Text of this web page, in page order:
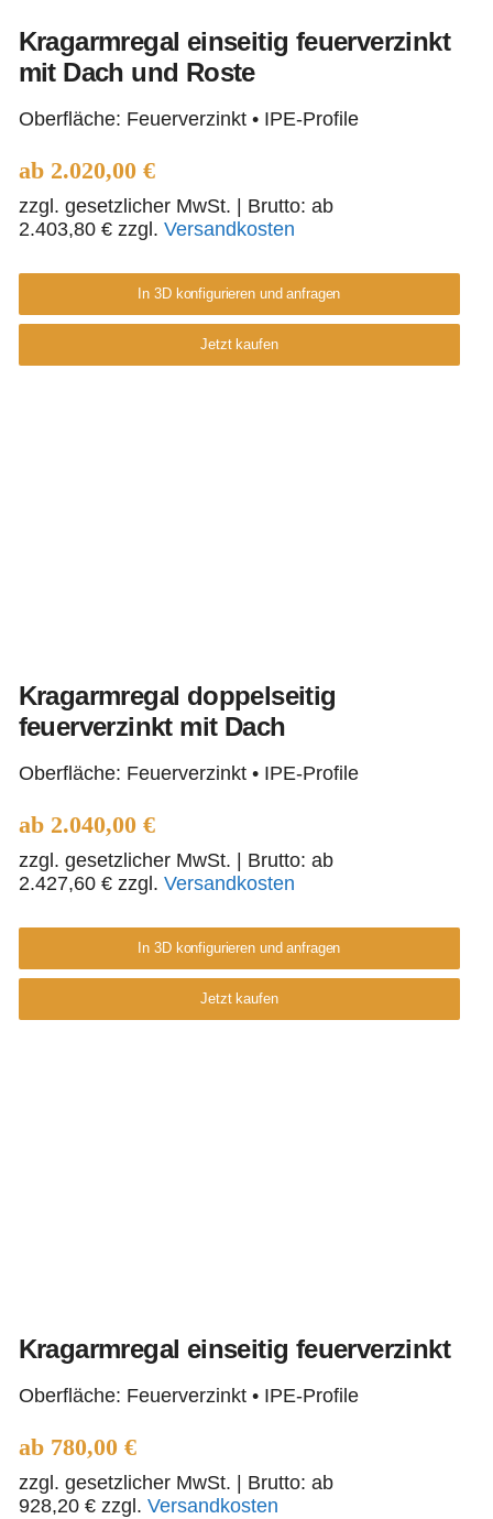
Kragarmregal einseitig
feuerverzinkt mit Dach
Kragarmregal einseitig feuerverzinkt
mit Dach und Roste
Oberfläche: Feuerverzinkt • IPE-Profile
ab 2.020,00 €
zzgl. gesetzlicher MwSt. | Brutto: ab
2.403,80 € zzgl. Versandkosten
In 3D konfigurieren und anfragen
Jetzt kaufen
Kragarmregal
doppelseitig
feuerverzinkt mit Dach
Kragarmregal doppelseitig
feuerverzinkt mit Dach
Oberfläche: Feuerverzinkt • IPE-Profile
ab 2.040,00 €
zzgl. gesetzlicher MwSt. | Brutto: ab
2.427,60 € zzgl. Versandkosten
In 3D konfigurieren und anfragen
Jetzt kaufen
Kragarmregal einseitig feuerverzinkt
Oberfläche: Feuerverzinkt • IPE-Profile
ab 780,00 €
zzgl. gesetzlicher MwSt.
| Brutto: ab
928,20 € zzgl. Versandkosten